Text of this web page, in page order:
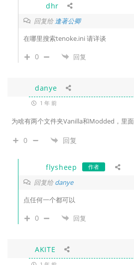
dhr
回复给 逢著公卿
在哪里搜索tenoke.ini 请详谈
0 回复
danye
1 年 前
为啥有两个文件夹Vanilla和Modded，里
0 回复
flysheep 作者
回复给danye
点任何一个都可以
0 回复
AKITE